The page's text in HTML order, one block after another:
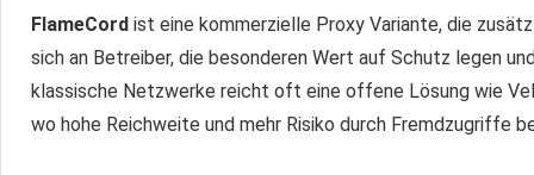
FlameCord ist eine kommerzielle Proxy Variante, die
sich an Betreiber, die besonderen Wert auf Schutz legen
klassische Netzwerke reicht oft eine offene Lösung wie
wo hohe Reichweite und mehr Risiko durch Fremdzugriffe